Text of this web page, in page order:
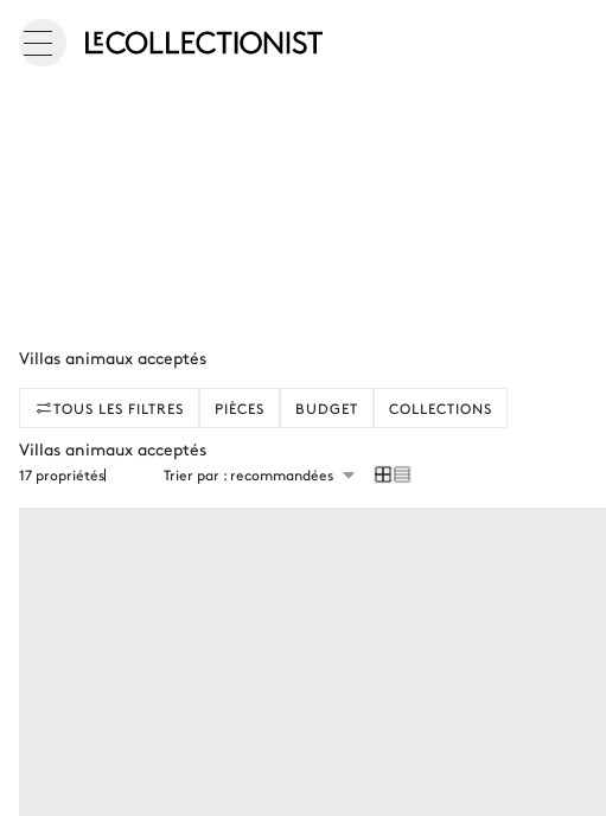
TOUS LES FILTRES PIÈCES BUDGET COLLECTIONS
Villas animaux acceptés
17 propriétés Trier par : recommandées
Villas animaux acceptés